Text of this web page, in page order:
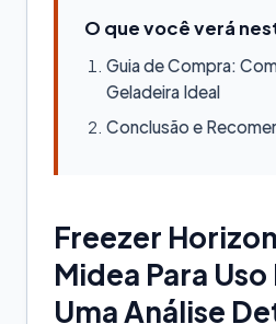
O que você verá
Guia de Compra:
Geladeira Ideal
Conclusão e
Freezer
Midea Para
Uma Análise